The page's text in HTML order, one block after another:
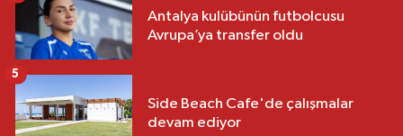
Antalya kulübünün futbolcusu
Avrupa’ya transfer oldu
Side Beach Cafe'de çalışmalar
devam ediyor
5